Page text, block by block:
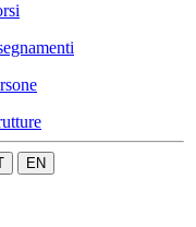
EN